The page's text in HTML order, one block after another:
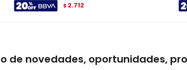
$ 2.712
de novedades, oportunidades,